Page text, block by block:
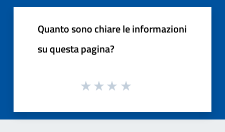
Quanto sono chiare le informazioni
su questa pagina?